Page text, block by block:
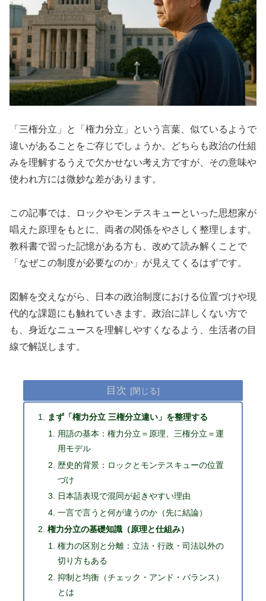
「三権分立」と「権力分立」という言葉、似ているようで
違いがあることをご存じでしょうか。どちらも政治の仕組
みを理解するうえで欠かせない考え方ですが、その意味や
使われ方には微妙な差があります。
この記事では、ロックやモンテスキューといった思想家が
唱えた原理をもとに、両者の関係をやさしく整理します。
教科書で習った記憶がある方も、改めて読み解くことで
「なぜこの制度が必要なのか」が見えてくるはずです。
図解を交えながら、日本の政治制度における位置づけや現
代的な課題にも触れていきます。政治に詳しくない方で
も、身近なニュースを理解しやすくなるよう、生活者の目
線で解説します。
目次
まず「権力分立 三権分立違い」を整理する
用語の基本：権力分立＝原理、三権分立＝運
用モデル
歴史的背景：ロックとモンテスキューの位置
づけ
日本語表現で混同が起きやすい理由
一言で言うと何が違うのか（先に結論）
権力分立の基礎知識（原理と仕組み）
権力の区別と分離：立法・行政・司法以外の
切り方もある
抑制と均衡（チェック・アンド・バランス）
とは